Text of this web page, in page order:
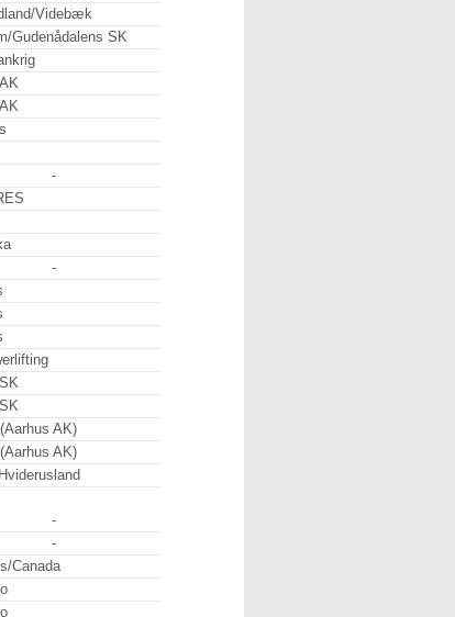
Videbæk
Gudenådalens SK
-
-
AK)
AK)
-
-
Canada